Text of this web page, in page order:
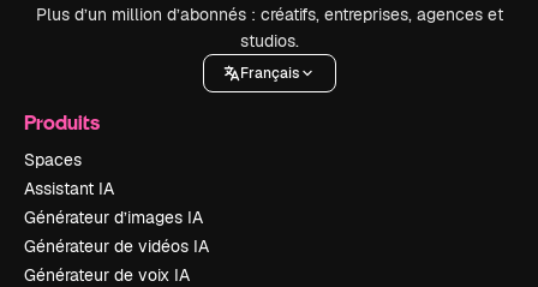
Plus d’un million d’abonnés : créatifs, entreprises, agences et
studios.
Français
Produits
Spaces
Assistant IA
Générateur d’images IA
Générateur de vidéos IA
Générateur de voix IA